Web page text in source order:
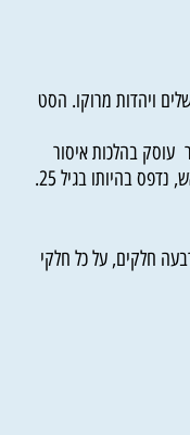
ויהדות מרוקו. הסט
בהלכות איסור
והיתר, ספר זה הוא ספרו הראשון של הרב משאש, נדפס בהיותו בגיל 25.
חלקים, על כל חלקי